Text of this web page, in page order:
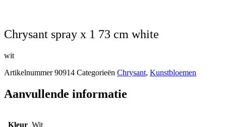
chrysant spray x 1 73 cm white
wit
Artikelnummer90914 Categorieën Chrysant, Kunstbloemen
Aanvullende informatie
Kleur Wit